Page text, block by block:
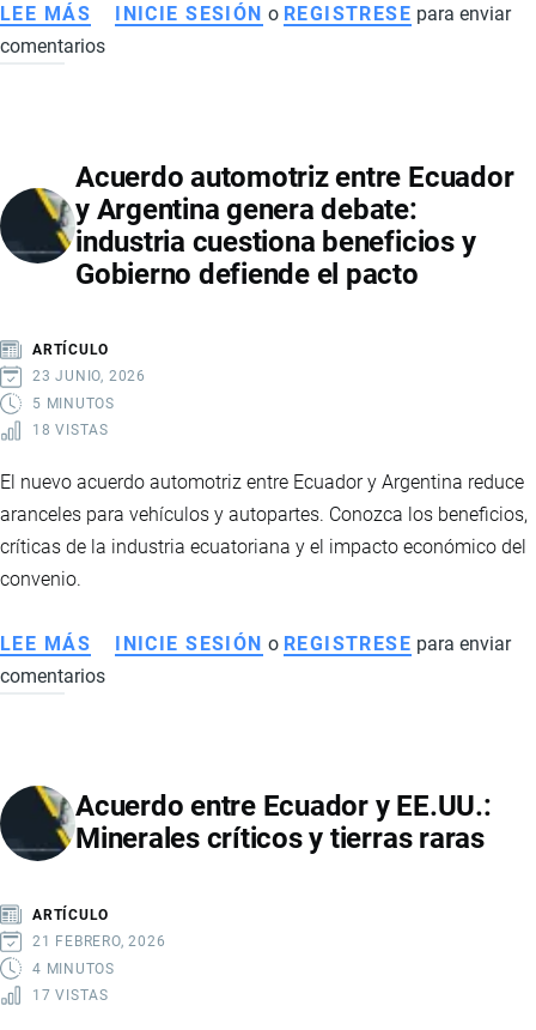
LEE MÁS SOBRE
ECUADOR
LOS
ARANCELES
A
COLOMBIA:
Y
TENSIÓN
REGIONAL
INICIE SESIÓN o REGISTRESE para enviar
comentarios
Acuerdo automotriz entre Ecuador
y Argentina genera debate:
industria cuestiona beneficios y
Gobierno defiende el pacto
ARTÍCULO
23 JUNIO, 2026
5 MINUTOS
18 VISTAS
El nuevo acuerdo automotriz entre Ecuador y Argentina reduce
aranceles para vehículos y autopartes. Conozca los beneficios,
críticas de la industria ecuatoriana y el impacto económico del
convenio.
LEE MÁS SOBRE
ACUERDO
Y
ARGENTINA
INDUSTRIA
CUESTIONA
BENEFICIOS
INICIE SESIÓN o REGISTRESE para enviar
comentarios
Acuerdo entre Ecuador y EE.UU.:
Minerales críticos y tierras raras
ARTÍCULO
21 FEBRERO, 2026
4 MINUTOS
17 VISTAS